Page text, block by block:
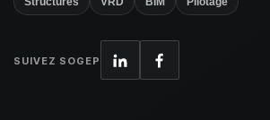
SUIVEZ SOGEP